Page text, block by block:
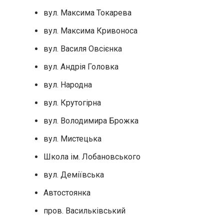
вул. Максима Токарева
вул. Максима Кривоноса
вул. Василя Овсієнка
вул. Андрія Головка
вул. Народна
вул. Крутогірна
вул. Володимира Брожка
вул. Мистецька
Школа ім. Лобановського
вул. Деміївська
Автостоянка
пров. Васильківський